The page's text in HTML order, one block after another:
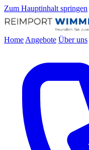
Zum Hauptinhalt springen
Home Angebote Über uns